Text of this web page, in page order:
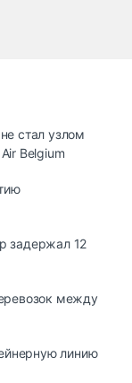
стал узлом
Belgium
задержал 12
между
линию